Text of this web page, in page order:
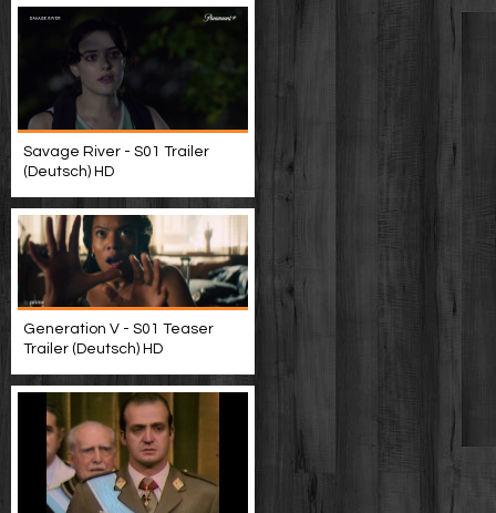
Savage River - S01 Trailer
(Deutsch) HD
Generation V - S01 Teaser
Trailer (Deutsch) HD